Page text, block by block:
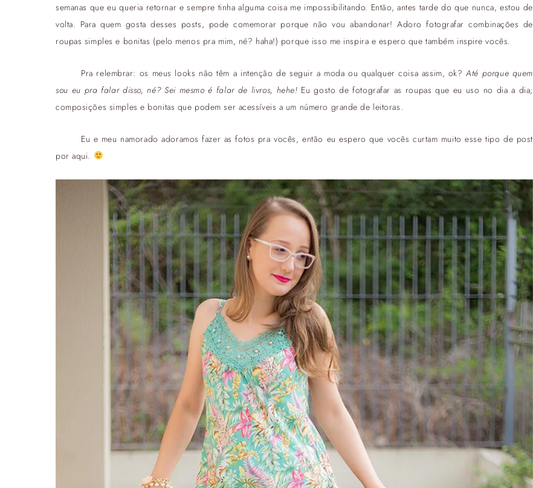
semanas que eu queria retornar e sempre tinha alguma coisa me impossibilitando. Então, antes tarde do que nunca, estou de
volta. Para quem gosta desses posts, pode comemorar porque não vou abandonar! Adoro fotografar combinações de
roupas simples e bonitas (pelo menos pra mim, né? haha!) porque isso me inspira e espero que também inspire vocês.
Pra relembrar: os meus looks não têm a intenção de seguir a moda ou qualquer coisa assim, ok?Até porque quem
sou eu pra falar disso, né? Sei mesmo é falar de livros, hehe! Eu gosto de fotografar as roupas que eu uso no dia a dia;
composições simples e bonitas que podem ser acessíveis a um número grande de leitoras.
Eu e meu namorado adoramos fazer as fotos pra vocês, então eu espero que vocês curtam muito esse tipo de post
por aqui.